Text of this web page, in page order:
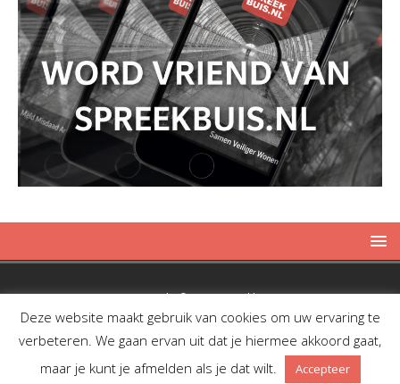
Copyright © 2019 Spreekbuis
Deze website maakt gebruik van cookies om uw ervaring te
verbeteren. We gaan ervan uit dat je hiermee akkoord gaat,
maar je kunt je afmelden als je dat wilt.
Accepteer